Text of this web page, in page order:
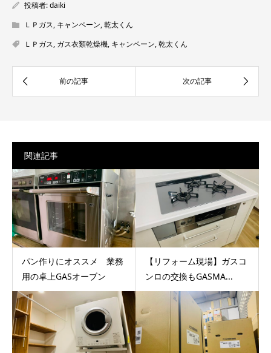
投稿者:daiki
ＬＰガス, キャンペーン,乾太くん
ＬＰガス, ガス衣類乾燥機, キャンペーン,乾太くん
関連記事
パン作りにオススメ 業務
用の卓上GASオーブン
【リフォーム現場】ガスコ
ンロの交換もGASMA...